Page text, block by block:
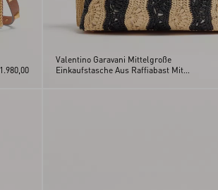
Valentino Garavani Mittelgroße
Einkaufstasche Aus Raffiabast Mit